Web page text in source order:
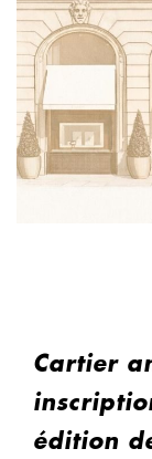
Cartier
édition